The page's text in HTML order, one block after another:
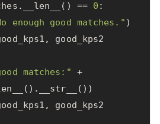
. __len__ () == 0 :
enough good matches." )
,
good_kps2
matches:"
+
(). __str__
())
, good_kps2